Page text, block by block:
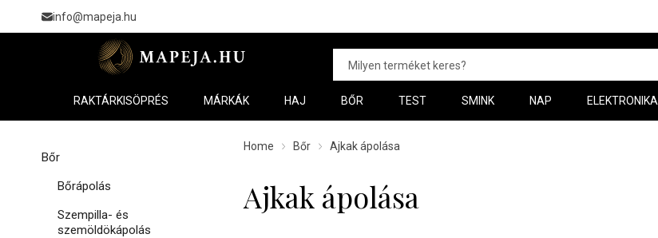
info@mapeja.hu
RAKTÁRKISÖPRÉS MÁRKÁK HAJ BŐR TEST SMINK NAP ELEKTRONIKA
Bőr
Bőrápolás
Szempilla- és
szemöldökápolás
Home Bőr Ajkak ápolása
Ajkak ápolása